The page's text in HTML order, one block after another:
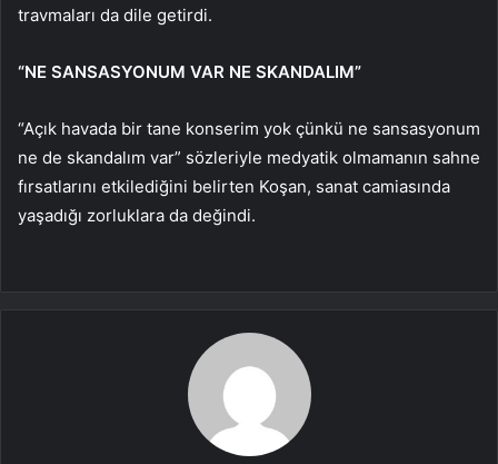
travmaları da dile getirdi.
“NE SANSASYONUM VAR NE SKANDALIM”
“Açık havada bir tane konserim yok çünkü ne sansasyonum
ne de skandalım var” sözleriyle medyatik olmamanın sahne
fırsatlarını etkilediğini belirten Koşan, sanat camiasında
yaşadığı zorluklara da değindi.